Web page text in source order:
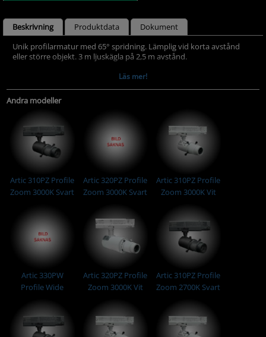
Beskrivning Produktdata
Dokument
Unik profilarmatur med 65° spridning. Lämplig vid korta avstånd
eller större objekt. 3 m ljuskägla på 2,5 m avstånd.
Läs mer!
Andra modeller
Artic 310PZ Profile
Zoom 3000K Svart
Artic 320PZ Profile
Zoom 3000K Svart
Artic 310PZ Profile
Zoom 3000K Vit
Artic 330PW
Profile Wide
Artic 320PZ Profile
Zoom 3000K Vit
Artic 310PZ Profile
Zoom 2700K Svart